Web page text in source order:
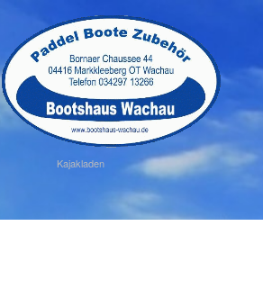
Kajakladen